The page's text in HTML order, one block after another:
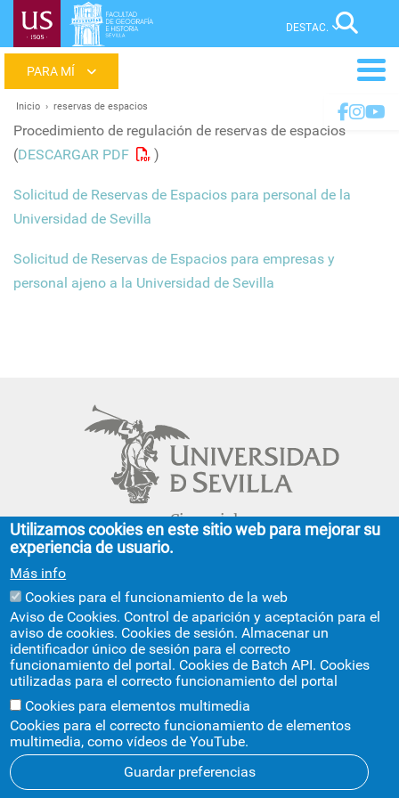
Pasar
Ruta
de
navegación
Inicio reservas de espacios
Procedimiento de regulación de reservas de espacios
(DESCARGAR PDF )
Solicitud de Reservas de Espacios para personal de la
Universidad de Sevilla
Solicitud de Reservas de Espacios para empresas y
personal ajeno a la Universidad de Sevilla
Cinco siglos
impulsando el
conocimiento
FACULTAD DE GEOGRAFÍA E HISTORIA
C/ Doña María de Padilla, s/n.
Sevilla 41004.
geografiaehistoria@us.es
954 55 13 40
+info
Utilizamos cookies en este sitio web para mejorar su
experiencia de usuario.
Más info
Cookies para el funcionamiento de la web
Aviso de Cookies. Control de aparición y aceptación para el
aviso de cookies. Cookies de sesión. Almacenar un
identificador único de sesión para el correcto
funcionamiento del portal. Cookies de Batch API. Cookies
utilizadas para el correcto funcionamiento del portal
Cookies para elementos multimedia
Cookies para el correcto funcionamiento de elementos
multimedia, como vídeos de YouTube.
Guardar preferencias